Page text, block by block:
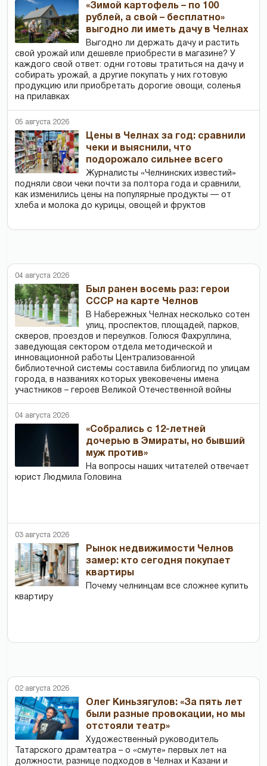
«Зимой картофель – по 100
рублей, а свой – бесплатно»
выгодно ли иметь дачу в Челнах
Выгодно ли держать дачу и растить
свой урожай или дешевле приобрести в магазине? У
каждого свой ответ: одни готовы тратиться на дачу и
собирать урожай, а другие покупать у них готовую
продукцию или приобретать дорогие овощи, соленья
на прилавках
05 августа 2026
Цены в Челнах за год: сравнили
чеки и выяснили, что
подорожало сильнее всего
Журналисты «Челнинских известий»
подняли свои чеки почти за полтора года и сравнили,
как изменились цены на популярные продукты — от
хлеба и молока до курицы, овощей и фруктов
04 августа 2026
Был ранен восемь раз: герои
СССР на карте Челнов
В Набережных Челнах несколько сотен
улиц, проспектов, площадей, парков,
скверов, проездов и переулков. Голюся Фахруллина,
заведующая сектором отдела методической и
инновационной работы Централизованной
библиотечной системы составила библиогид по улицам
города, в названиях которых увековечены имена
участников – героев Великой Отечественной войны
04 августа 2026
«Собрались с 12-летней
дочерью в Эмираты, но бывший
муж против»
На вопросы наших читателей отвечает
юрист Людмила Головина
03 августа 2026
Рынок недвижимости Челнов
замер: кто сегодня покупает
квартиры
Почему челнинцам все сложнее купить
квартиру
02 августа 2026
Олег Киньзягулов: «За пять лет
были разные провокации, но мы
отстояли театр»
Художественный руководитель
Татарского драмтеатра – о «смуте» первых лет на
должности, разнице подходов в Челнах и Казани и